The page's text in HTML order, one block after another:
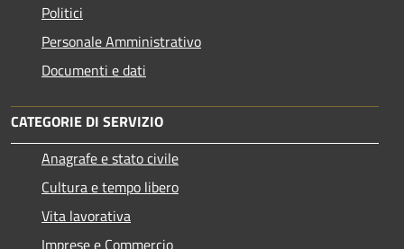
Politici
Personale Amministrativo
Documenti e dati
CATEGORIE DI SERVIZIO
Anagrafe e stato civile
Cultura e tempo libero
Vita lavorativa
Imprese e Commercio